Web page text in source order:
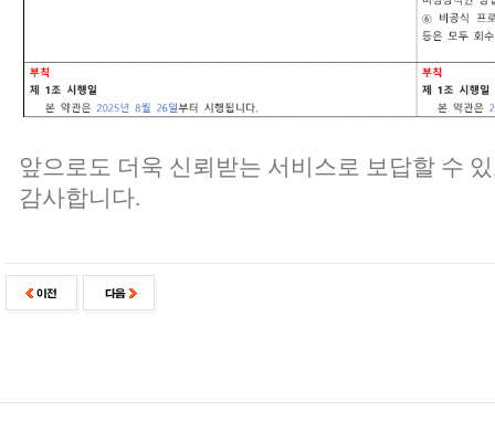
앞으로도 더욱 신뢰받는 서비스로 보답할 수
감사합니다.